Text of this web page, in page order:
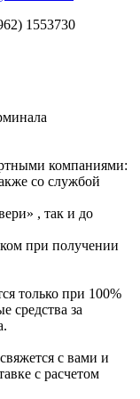
1553730
компаниями:
со службой
, так и до
при получении
только при 100%
средства за
с вами и
с расчетом